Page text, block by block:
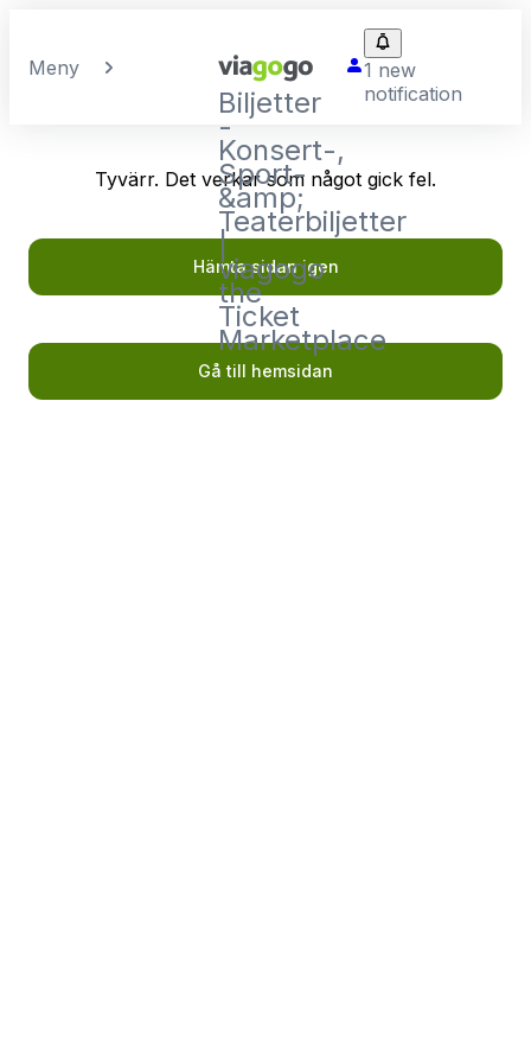
Meny
Biljetter
-
Konsert-,
Sport-
&amp;
Teaterbiljetter
|
viagogo
the
Ticket
Marketplace
1 new
notification
Tyvärr. Det verkar som något gick fel.
Hämta sidan igen
Gå till hemsidan